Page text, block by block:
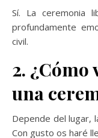
Sí. La ceremonia
profundamente
civil.
2. ¿Cómo
una
Depende del lugar,
Con gusto os haré